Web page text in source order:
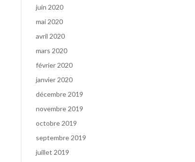
juin 2020
mai 2020
avril 2020
mars 2020
février 2020
janvier 2020
décembre 2019
novembre 2019
octobre 2019
septembre 2019
juillet 2019